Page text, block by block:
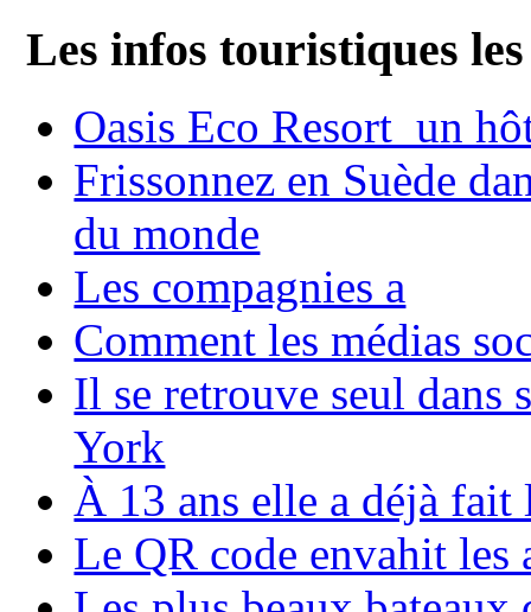
Les infos touristiques
Oasis Eco Resort un
Frissonnez en Suède
du monde
Les compagnies a
Comment les médias
Il se retrouve seul dans
York
À 13 ans elle a déjà
Le QR code envahit les